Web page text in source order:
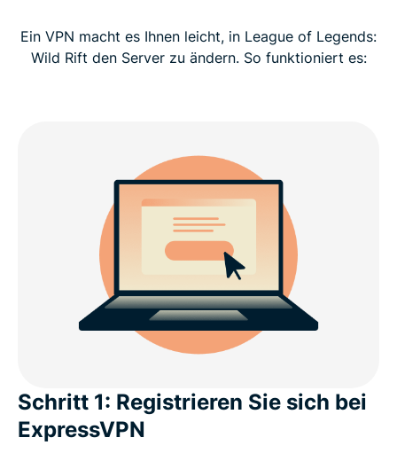
In welchen Ländern ist League of Legends: Wild
Kann ich ein kostenloses VPN nutzen, um LoL: Wild
Rift zu spielen?
Laden Sie ein LoL: Wild Rift-VPN für alle Ihre
Geräte herunter
Was Gamer über uns sagen
Ein VPN macht es Ihnen leicht, in League of Legends:
Wild Rift den Server zu ändern. So funktioniert es:
Schritt 1: Registrieren Sie sich bei
ExpressVPN